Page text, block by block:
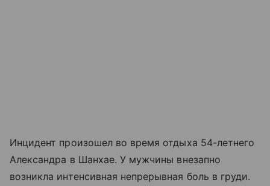
Инцидент произошел во время отдыха 54-летнего
Александра в Шанхае. У мужчины внезапно
возникла интенсивная непрерывная боль в груди.